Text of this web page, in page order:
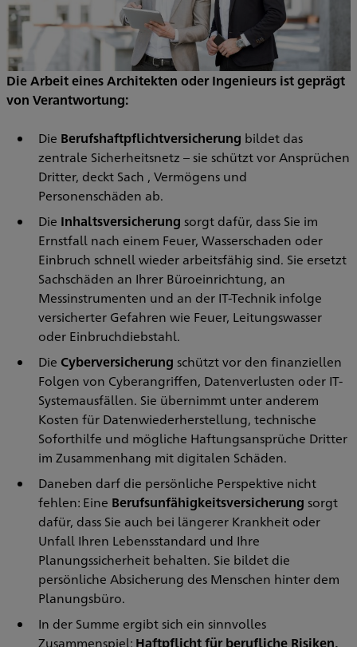
Die Arbeit eines Architekten oder Ingenieurs ist geprägt
von Verantwortung:
Die Berufshaftpflichtversicherung bildet das
zentrale Sicherheitsnetz – sie schützt vor Ansprüchen
Dritter, deckt Sach , Vermögens und
Personenschäden ab.
Die Inhaltsversicherung sorgt dafür, dass Sie im
Ernstfall nach einem Feuer, Wasserschaden oder
Einbruch schnell wieder arbeitsfähig sind. Sie ersetzt
Sachschäden an Ihrer Büroeinrichtung, an
Messinstrumenten und an der IT-Technik infolge
versicherter Gefahren wie Feuer, Leitungswasser
oder Einbruchdiebstahl.
Die Cyberversicherung schützt vor den finanziellen
Folgen von Cyberangriffen, Datenverlusten oder IT-
Systemausfällen. Sie übernimmt unter anderem
Kosten für Datenwiederherstellung, technische
Soforthilfe und mögliche Haftungsansprüche Dritter
im Zusammenhang mit digitalen Schäden.
Daneben darf die persönliche Perspektive nicht
fehlen: Eine Berufsunfähigkeitsversicherung sorgt
dafür, dass Sie auch bei längerer Krankheit oder
Unfall Ihren Lebensstandard und Ihre
Planungssicherheit behalten. Sie bildet die
persönliche Absicherung des Menschen hinter dem
Planungsbüro.
In der Summe ergibt sich ein sinnvolles
Zusammenspiel: Haftpflicht für berufliche Risiken,